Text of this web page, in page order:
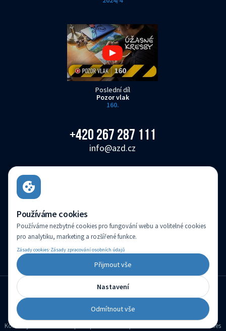
Používáme cookies
Používáme nezbytné cookies pro fungování webu a volitelné cookies
pro analytiku, marketing a rozšířené funkce.
Zásady cookies·Zásady zpracování osobních údajů
Přijmout vše
Nastavení
Odmítnout vše
Poslední díl
Pozor vlak
160.
+420 267 287 111
info@azd.cz
AŽD Praha s.r.o. je zapsaná v obchodním rejstříku vedeném Městským soudem v
Praze pod sp. zn.: C 14616
(c) Created by
Kontakty Nastavení cookies